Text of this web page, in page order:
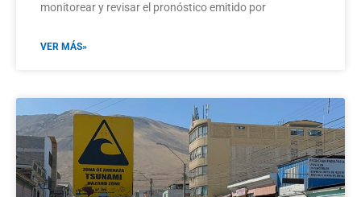
monitorear y revisar el pronóstico emitido por
VER MÁS»